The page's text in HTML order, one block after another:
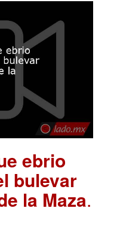
ebrio
bulevar
la Maza.